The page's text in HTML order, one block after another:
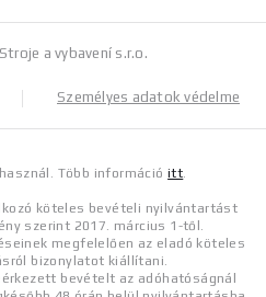
a vybavení s.r.o.
Személyes adatok védelme
Több információitt.
köteles bevételi nyilvántartást
szerint 2017. március 1-től.
megfelelően az eladó köteles
bizonylatot kiállítani.
bevételt az adóhatóságnál